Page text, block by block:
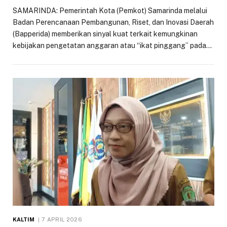
SAMARINDA: Pemerintah Kota (Pemkot) Samarinda melalui
Badan Perencanaan Pembangunan, Riset, dan Inovasi Daerah
(Bapperida) memberikan sinyal kuat terkait kemungkinan
kebijakan pengetatan anggaran atau “ikat pinggang” pada…
KALTIM 7 APRIL 2026